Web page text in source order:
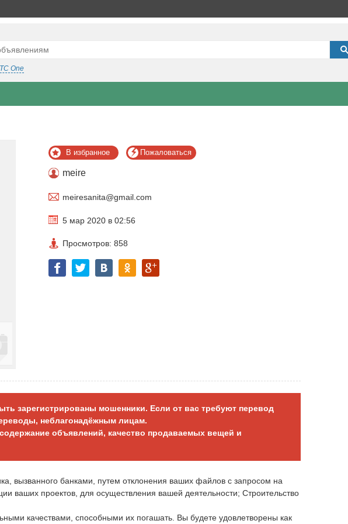
One
В избранное Пожаловаться
meire
meiresanita@gmail.com
5 мар 2020 в 02:56
Просмотров: 858
зарегистрированы мошенники. Если от вас требуют перевод
неблагонадёжным лицам.
объявлений, качество продаваемых вещей и
вызванного банками, путем отклонения ваших файлов с запросом на
ваших проектов, для осуществления вашей деятельности; Строительство
качествами, способными их погашать. Вы будете удовлетворены как